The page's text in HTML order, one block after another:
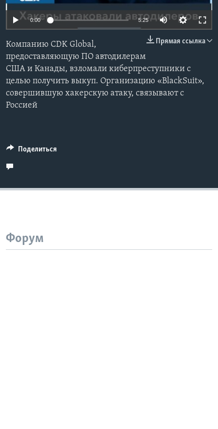
Learning English
СОЦИАЛЬНЫЕ СЕТИ
Языки
0:00 5:25
Прямая ссылка
Компанию CDK Global,
предоставляющую ПО автодилерам
США и Канады, взломали киберпреступники с
целью получить выкуп. Организацию «BlackSuit»,
совершившую хакерскую атаку, связывают с
Россией
Поделиться
Форум